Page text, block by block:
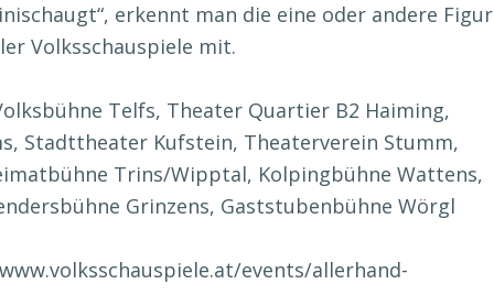
erkennt man die eine oder andere Figur
Volksschauspiele mit.
Telfs, Theater Quartier B2 Haiming,
Stadttheater Kufstein, Theaterverein Stumm,
Trins/Wipptal, Kolpingbühne Wattens,
Grinzens, Gaststubenbühne Wörgl
events/allerhand-